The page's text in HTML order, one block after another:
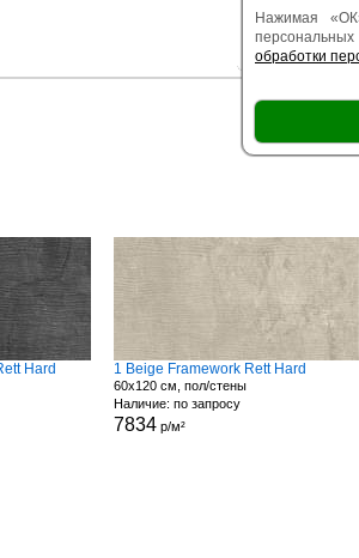
Нажимая
персональных
обработки
Есть образец |
Hard 1 Beige Framework Rett Hard
60x120 см, пол/стены
Наличие: по запросу
7834р/м²